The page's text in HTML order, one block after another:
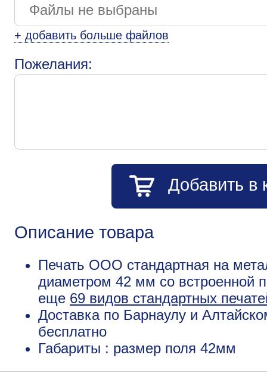
+ добавить больше файлов
Пожелания:
Добавить в
Описание товара
Печать ООО стандартная на
диаметром 42 мм со встроенной
еще 69 видов стандартных
Доставка по Барнаулу и
бесплатно
Габариты : размер поля 42мм